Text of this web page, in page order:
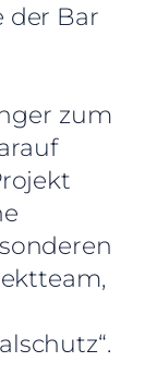
der Bar
zum